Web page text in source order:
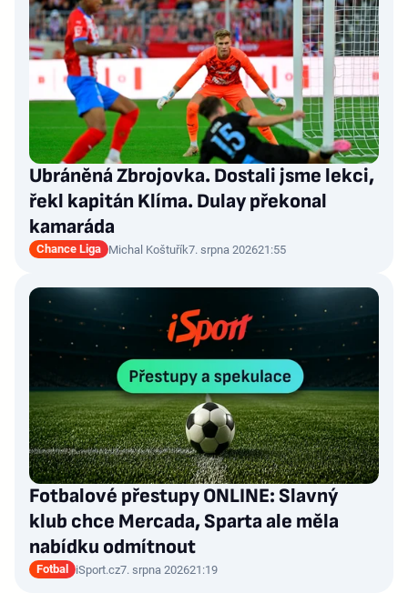
Ubráněná Zbrojovka. Dostali jsme lekci,
řekl kapitán Klíma. Dulay překonal
kamaráda
Chance Liga Michal Koštuřík7. srpna 202621:55
Fotbalové přestupy ONLINE: Slavný
klub chce Mercada, Sparta ale měla
nabídku odmítnout
Fotbal iSport.cz7. srpna 202621:19